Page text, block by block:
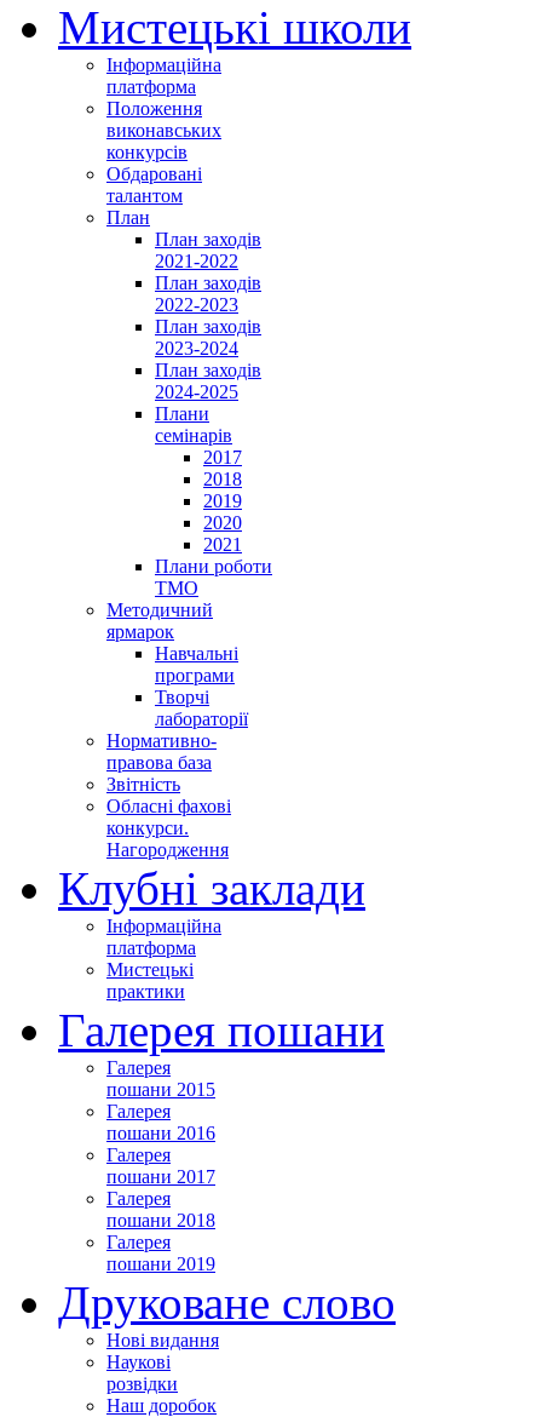
Мистецькі школи
Інформаційна
платформа
Положення
виконавських
конкурсів
Обдаровані
талантом
План
План заходів
2021-2022
План заходів
2022-2023
План заходів
2023-2024
План заходів
2024-2025
Плани
семінарів
2017
2018
2019
2020
2021
Плани роботи
ТМО
Методичний
ярмарок
Навчальні
програми
Творчі
лабораторії
Нормативно-
правова база
Звітність
Обласні фахові
конкурси.
Нагородження
Клубні заклади
Інформаційна
платформа
Мистецькі
практики
Галерея пошани
Галерея
пошани 2015
Галерея
пошани 2016
Галерея
пошани 2017
Галерея
пошани 2018
Галерея
пошани 2019
Друковане слово
Нові видання
Наукові
розвідки
Наш доробок